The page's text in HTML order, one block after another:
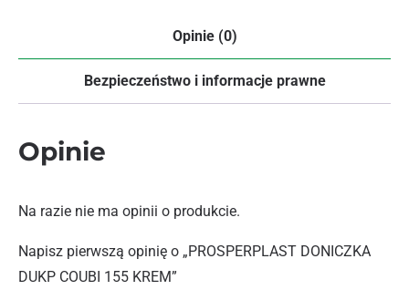
Opinie (0)
Bezpieczeństwo i informacje prawne
Opinie
Na razie nie ma opinii o produkcie.
Napisz pierwszą opinię o „PROSPERPLAST DONICZKA
DUKP COUBI 155 KREM”